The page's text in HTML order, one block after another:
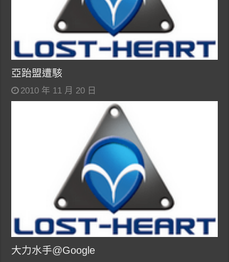
亞跆盟遭駭
2010 年 11 月 20 日
大力水手@Google